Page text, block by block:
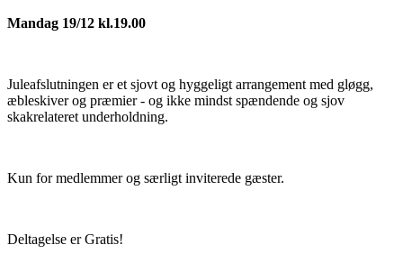
Mandag 19/12 kl.19.00
Juleafslutningen er et sjovt og hyggeligt arrangement med gløgg,
æbleskiver og præmier - og ikke mindst spændende og sjov
skakrelateret underholdning.
Kun for medlemmer og særligt inviterede gæster.
Deltagelse er Gratis!